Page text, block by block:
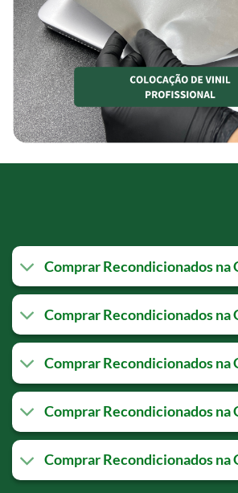
Comprar Recondicionados na
Comprar Recondicionados na
Comprar Recondicionados na
Comprar Recondicionados na
Comprar Recondicionados